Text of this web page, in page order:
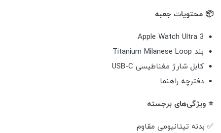
📦 محتویات جعبه
Apple Watch Ultra 3
بند Titanium Milanese Loop
کابل شارژ مغناطیسی USB-C
دفترچه راهنما
⭐ ویژگی‌های برجسته
✅ بدنه تیتانیومی مقاوم